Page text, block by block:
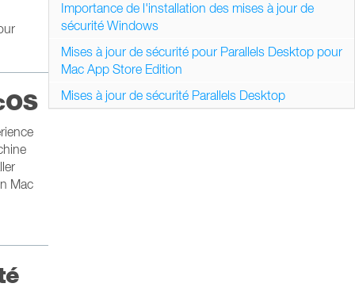
Mac
Importance de l'installation des mises à jour de
sécurité Windows
Mises à jour de sécurité pour Parallels Desktop pour
Mac App Store Edition
Mises à jour de sécurité Parallels Desktop